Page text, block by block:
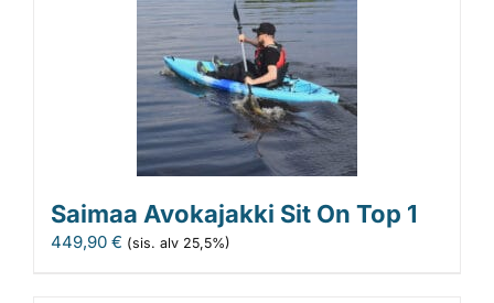
Saimaa Avokajakki Sit On Top 1
449,90 € (sis. alv 25,5%)